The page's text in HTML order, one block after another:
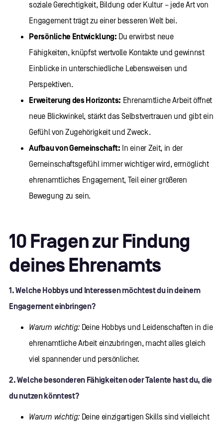
soziale Gerechtigkeit, Bildung oder Kultur – jede Art von
Engagement trägt zu einer besseren Welt bei.
Persönliche Entwicklung: Du erwirbst neue
Fähigkeiten, knüpfst wertvolle Kontakte und gewinnst
Einblicke in unterschiedliche Lebensweisen und
Perspektiven.
Erweiterung des Horizonts: Ehrenamtliche Arbeit öffnet
neue Blickwinkel, stärkt das Selbstvertrauen und gibt ein
Gefühl von Zugehörigkeit und Zweck.
Aufbau von Gemeinschaft: In einer Zeit, in der
Gemeinschaftsgefühl immer wichtiger wird, ermöglicht
ehrenamtliches Engagement, Teil einer größeren
Bewegung zu sein.
10 Fragen zur Findung
deines Ehrenamts
1. Welche Hobbys und Interessen möchtest du in deinem
Engagement einbringen?
Warum wichtig:Deine Hobbys und Leidenschaften in die
ehrenamtliche Arbeit einzubringen, macht alles gleich
viel spannender und persönlicher.
2. Welche besonderen Fähigkeiten oder Talente hast du, die
du nutzen könntest?
Warum wichtig:Deine einzigartigen Skills sind vielleicht